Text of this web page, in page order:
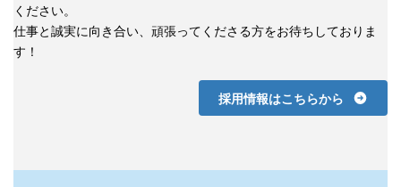
ください。
仕事と誠実に向き合い、頑張ってくださる方をお待ちしておりま
す！
採用情報はこちらから